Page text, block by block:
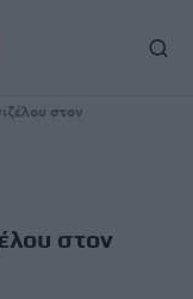
στον
στον